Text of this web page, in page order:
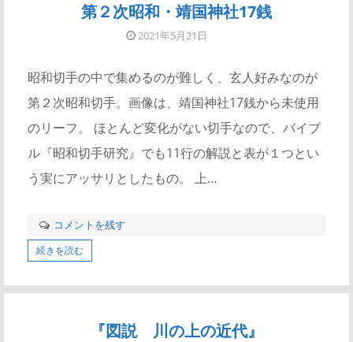
第２次昭和・靖国神社17銭
2021年5月21日
昭和切手の中で集めるのが難しく、玄人好みなのが
第２次昭和切手。画像は、靖国神社17銭から未使用
のリーフ。 ほとんど変化がない切手なので、バイブ
ル『昭和切手研究』でも11行の解説と表が１つとい
う実にアッサリとしたもの。 上…
コメントを残す
続きを読む
『図説 川の上の近代』